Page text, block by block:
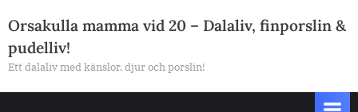
to
content
Orsakulla mamma vid 20 – Dalaliv, finporslin &
pudelliv!
Ett dalaliv med känslor, djur och porslin!